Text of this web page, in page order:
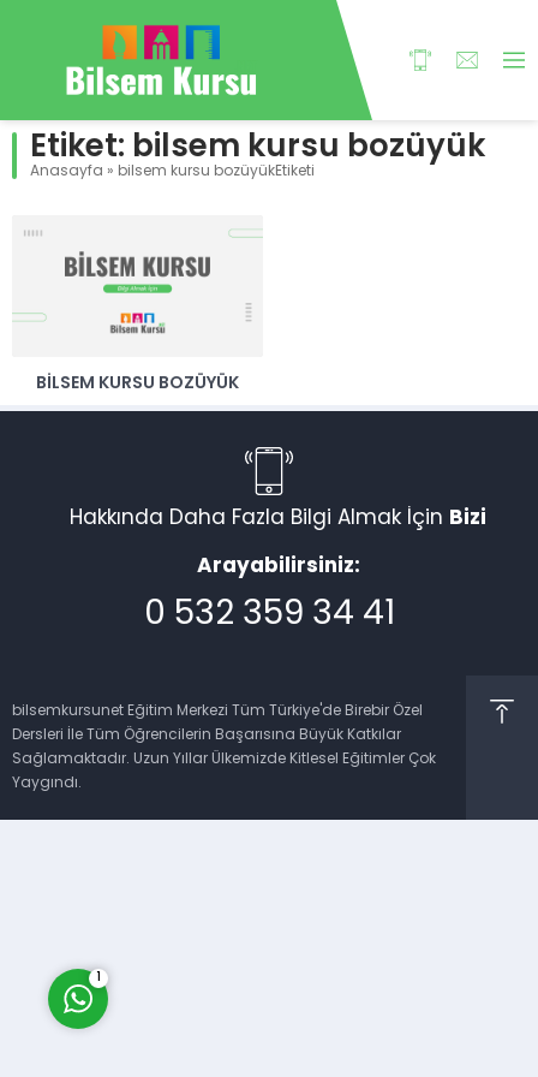
Etiket: bilsem kursu bozüyük
Anasayfa » bilsem kursu bozüyükEtiketi
BILSEM KURSU BOZÜYÜK
Hakkında Daha Fazla Bilgi Almak İçin Bizi
Arayabilirsiniz:
0 532 359 34 41
bilsemkursunet Eğitim Merkezi Tüm Türkiye'de Birebir Özel
Dersleri İle Tüm Öğrencilerin Başarısına Büyük Katkılar
Sağlamaktadır. Uzun Yıllar Ülkemizde Kitlesel Eğitimler Çok
Yaygındı.
Müşteri Temsilcisi